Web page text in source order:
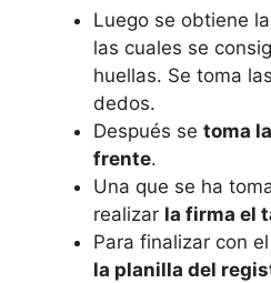
Luego se obtiene
las cuales se
huellas. Se toma
dedos.
Después se toma
frente.
Una que se ha
realizar la firma el
Para finalizar con
la planilla del